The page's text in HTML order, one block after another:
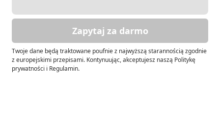
Zapytaj za darmo
Twoje dane będą traktowane poufnie z najwyższą starannością zgodnie
z europejskimi przepisami. Kontynuując, akceptujesz naszą Politykę
prywatności i Regulamin.